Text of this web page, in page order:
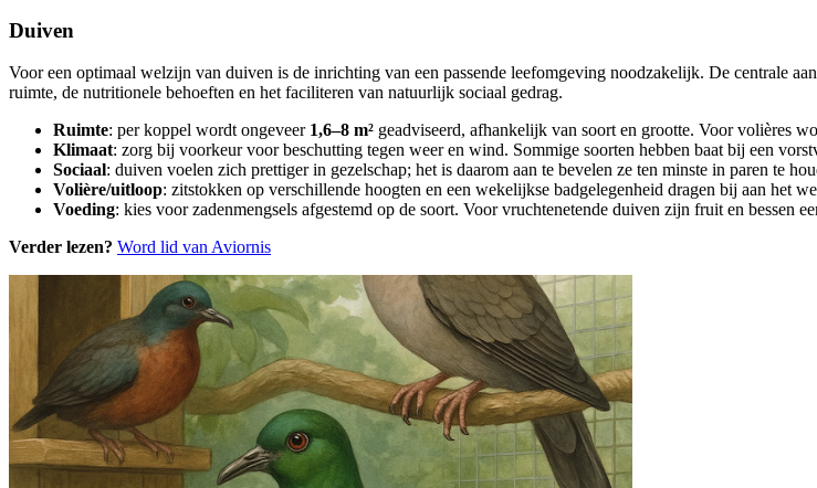
Duiven
Voor een optimaal welzijn van duiven is de inrichting van een passende leefomgeving noodzakelijk. De centrale
ruimte, de nutritionele behoeften en het faciliteren van natuurlijk sociaal gedrag.
Ruimte: per koppel wordt ongeveer 1,6–8 m² geadviseerd, afhankelijk van soort en grootte. Voor volières
Klimaat: zorg bij voorkeur voor beschutting tegen weer en wind. Sommige soorten hebben baat bij een
Sociaal: duiven voelen zich prettiger in gezelschap; het is daarom aan te bevelen ze ten minste in paren te
Volière/uitloop: zitstokken op verschillende hoogten en een wekelijkse badgelegenheid dragen bij aan het
Voeding: kies voor zadenmengsels afgestemd op de soort. Voor vruchtenetende duiven zijn fruit en bessen
Verder lezen? Word lid van Aviornis